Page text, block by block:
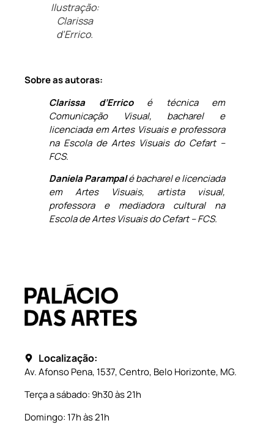
Ilustração:
Clarissa
d’Errico.
Sobre as autoras:
Clarissa d’Errico
é técnica em
Comunicação Visual, bacharel e
licenciada em Artes Visuais e professora
na Escola de Artes Visuais do Cefart –
FCS.
Daniela Parampalé bacharel e licenciada
em Artes Visuais, artista visual,
professora e mediadora cultural na
Escola de Artes Visuais do Cefart – FCS.
Localização:
Av. Afonso Pena, 1537, Centro, Belo Horizonte, MG.
Terça a sábado: 9h30 às 21h
Domingo: 17h às 21h